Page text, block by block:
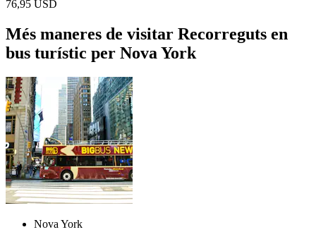
76,95 USD
Més maneres de visitar Recorreguts en
bus turístic per Nova York
Nova York